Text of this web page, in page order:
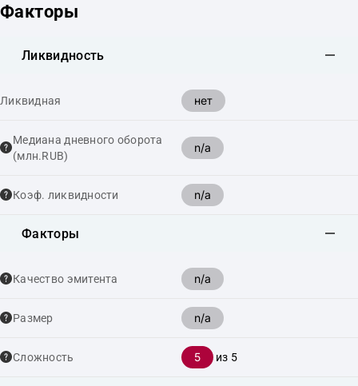
Факторы
Ликвидность
Ликвидная нет
Медиана дневного оборота
(млн.RUB)
n/a
Коэф. ликвидности n/a
Факторы
Качество эмитента n/a
Размер n/a
Сложность 5 из 5